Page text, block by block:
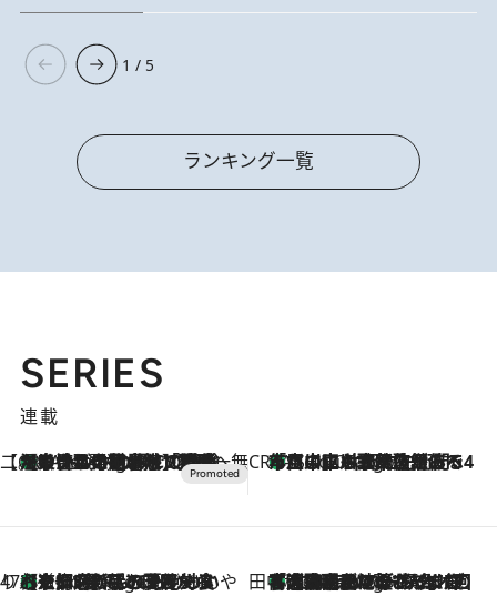
1 / 5
ランキング一覧
SERIES
連載
【CREA×星野リゾート】唯一無二。癒しと発見が待つ場所へ
1 Hour Ago
【トンボの足水浴】ヒノキの香りに包まれて涼感マックス！約13℃の湧水かけ流しを避暑地「星野温泉 トンボの湯」で体験 CREA'S CHOICE
3 Hours Ago
「立川にも歌舞伎があるんだよ」 片岡仁左衛門・市川中車ら豪華座組みで4年目の立川立飛歌舞伎へ
47都道府県の手みやげ ひんやりスイーツで夏を満喫
3 Hours Ago
【京都府】この夏絶対食べたい 冷やしておいしいおやつ3選 ひと口目から心を掴む新緑のテリーヌ 田中稲の勝手に再ブーム
8 Hours Ago
「湘南乃風に憧れて」観客大盛上がりの“タオル回し”に、ラッパー顔負けの高速歌唱まで…さだまさし（74）のアグレッシブすぎる現在地